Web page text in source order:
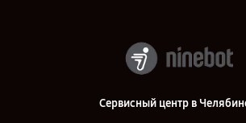
Сервисный центр в